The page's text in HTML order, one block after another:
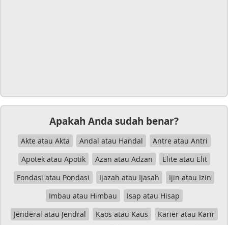
Apakah Anda sudah benar?
Akte atau Akta Andal atau Handal
Antre atau Antri
Apotek atau Apotik
Azan atau Adzan
Elite atau Elit
Fondasi atau Pondasi
Ijazah atau Ijasah
Ijin atau Izin
Imbau atau Himbau
Isap atau Hisap
Jenderal atau Jendral
Kaos atau Kaus
Karier atau Karir